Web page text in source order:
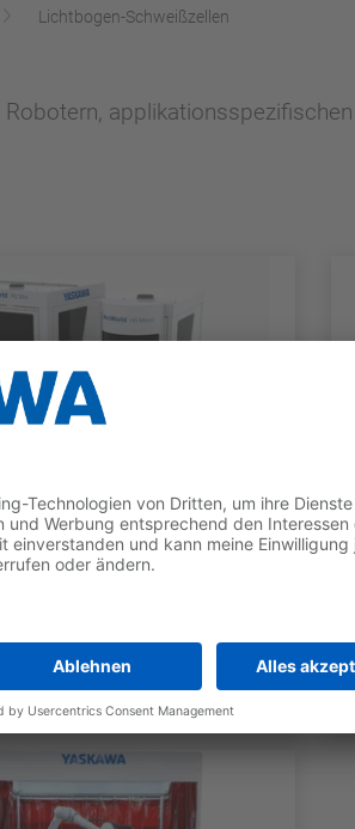
Lichtbogen-Schweißzellen
SCHWEISSZELLEN
ArcWorld RS &